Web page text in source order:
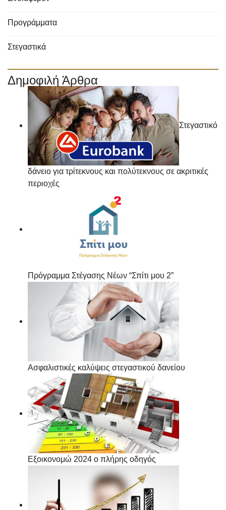
Προγράμματα
Στεγαστικά
Δημοφιλή Άρθρα
Στεγαστικό
δάνειο για τρίτεκνους και πολύτεκνους σε ακριτικές
περιοχές
Πρόγραμμα Στέγασης Νέων “Σπίτι μου 2”
Ασφαλιστικές καλύψεις στεγαστικού δανείου
Εξοικονομώ 2024 ο πλήρης οδηγός